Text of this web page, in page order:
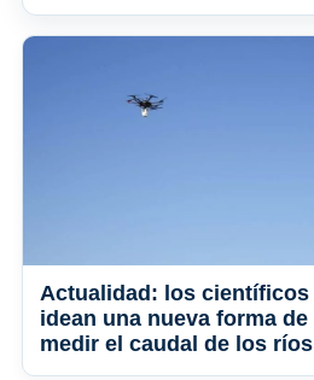
Actualidad: los científicos
idean una nueva forma de
medir el caudal de los ríos